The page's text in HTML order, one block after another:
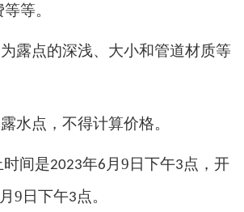
等。
露点的深浅、大小和管道材质等
水点，不得计算价格。
时间是2023年6 月9 日下午3点，开
月9 日下午3点。